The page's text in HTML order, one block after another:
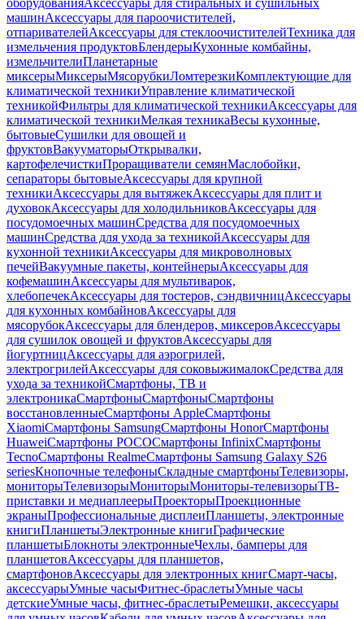
оборудованияАксессуары для стиральных и сушильных
машинАксессуары для пароочистителей,
отпаривателейАксессуары для стеклоочистителейТехника для
измельчения продуктовБлендерыКухонные комбайны,
измельчителиПланетарные
миксерыМиксерыМясорубкиЛомтерезкиКомплектующие для
климатической техникиУправление климатической
техникойФильтры для климатической техникиАксессуары для
климатической техникиМелкая техникаВесы кухонные,
бытовыеСушилки для овощей и
фруктовВакууматорыОткрывалки,
картофелечисткиПроращиватели семянМаслобойки,
сепараторы бытовыеАксессуары для крупной
техникиАксессуары для вытяжекАксессуары для плит и
духовокАксессуары для холодильниковАксессуары для
посудомоечных машинСредства для посудомоечных
машинСредства для ухода за техникойАксессуары для
кухонной техникиАксессуары для микроволновых
печейВакуумные пакеты, контейнерыАксессуары для
кофемашинАксессуары для мультиварок,
хлебопечекАксессуары для тостеров, сэндвичницАксессуары
для кухонных комбайновАксессуары для
мясорубокАксессуары для блендеров, миксеровАксессуары
для сушилок овощей и фруктовАксессуары для
йогуртницАксессуары для аэрогрилей,
электрогрилейАксессуары для соковыжималокСредства для
ухода за техникойСмартфоны, ТВ и
электроникаСмартфоныСмартфоныСмартфоны
восстановленныеСмартфоны AppleСмартфоны
XiaomiСмартфоны SamsungСмартфоны HonorСмартфоны
HuaweiСмартфоны POCOСмартфоны InfinixСмартфоны
TecnoСмартфоны RealmeСмартфоны Samsung Galaxy S26
seriesКнопочные телефоныСкладные смартфоныТелевизоры,
мониторыТелевизорыМониторыМониторы-телевизорыТВ-
приставки и медиаплеерыПроекторыПроекционные
экраныПрофессиональные дисплеиПланшеты, электронные
книгиПланшетыЭлектронные книгиГрафические
планшетыБлокноты электронныеЧехлы, бамперы для
планшетовАксессуары для планшетов,
смартфоновАксессуары для электронных книгСмарт-часы,
аксессуарыУмные часыФитнес-браслетыУмные часы
детскиеУмные часы, фитнес-браслетыРемешки, аксессуары